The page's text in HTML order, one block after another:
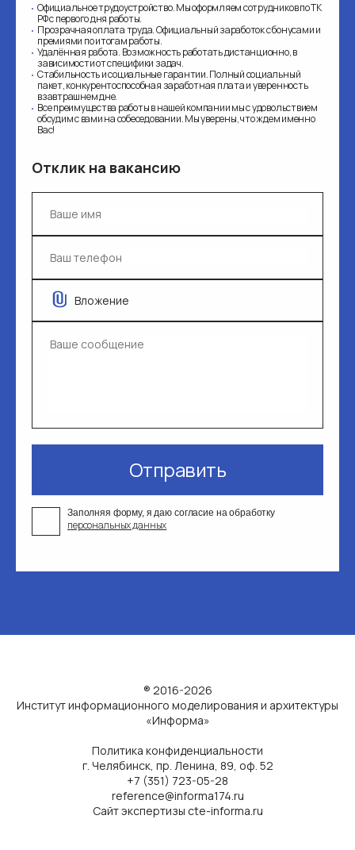
Официальное трудоустройство. Мы оформляем сотрудников по ТК
РФ с первого дня работы.
Прозрачная оплата труда. Официальный заработок с бонусами и
премиями по итогам работы.
Удалённая работа. Возможность работать дистанционно, в
зависимости от специфики задач.
Стабильность и социальные гарантии. Полный социальный
пакет, конкурентоспособная заработная плата и уверенность
взавтрашнем дне.
Все преимущества работы в нашей компании мы с удовольствием
обсудим с вами на собеседовании. Мы уверены, что ждем именно
Вас!
Отклик на вакансию
Вложение
Отправить
Заполняя форму, я даю согласие на обработку
персональных данных
® 2016-2026
Институт информационного моделирования и архитектуры
«Информа»
Политика конфиденциальности
г. Челябинск, пр. Ленина, 89, оф. 52
+7 (351) 723-05-28
reference@informa174.ru
Сайт экспертизы cte-informa.ru